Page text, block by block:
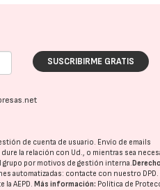
SUSCRIBIRME GRATIS
de cuenta de usuario. Envío de emails
la relación con Ud., o mientras sea
grupo por motivos de gestión interna.
automatizadas: contacte con nuestro DPD
laAEPD. Más información: Política de